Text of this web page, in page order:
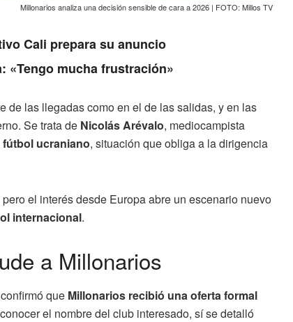
Millonarios analiza una decisión sensible de cara a 2026 | FOTO: Millos TV
Cali prepara su anuncio
«Tengo mucha frustración»
de las llegadas como en el de las salidas, y en las
Se trata de Nicolás Arévalo, mediocampista
ucraniano, situación que obliga a la dirigencia
el interés desde Europa abre un escenario nuevo
internacional.
a Millonarios
que Millonarios recibió una oferta formal
el nombre del club interesado, sí se detalló